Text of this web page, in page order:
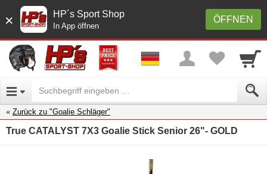
× ÖFFNEN
HP´s Sport Shop
In App öffnen
Zurück zu "Goalie Schläger"
True CATALYST 7X3 Goalie Stick Senior 26"- GOLD